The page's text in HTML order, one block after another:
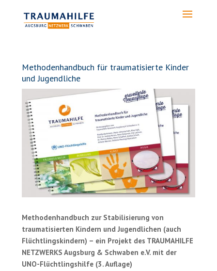
Methodenhandbuch für traumatisierte Kinder
und Jugendliche
Methodenhandbuch zur Stabilisierung von
traumatisierten Kindern und Jugendlichen (auch
Flüchtlingskindern) – ein Projekt des TRAUMAHILFE
NETZWERKS Augsburg & Schwaben e.V. mit der
UNO-Flüchtlingshilfe (3. Auflage)